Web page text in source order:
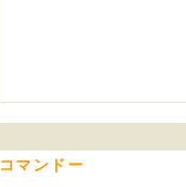
コマンドー